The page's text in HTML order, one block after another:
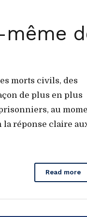
morts civils, des
de plus en plus
au
la réponse claire
Read more